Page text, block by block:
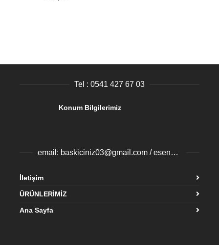
Tel : 0541 427 67 03
Konum Bilgilerimiz
email: baskiciniz03@gmail.com / esenyurtbaski@gmail.com
İletişim
ÜRÜNLERİMİZ
Ana Sayfa